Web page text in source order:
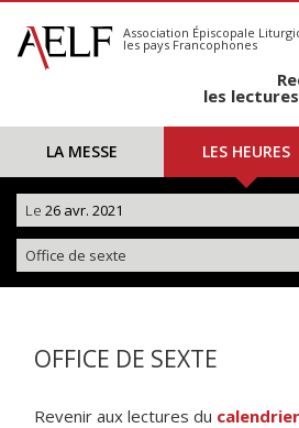
S'abonner
Calendrier
Association Épiscopale
les pays Francophones
les
LA MESSE LES HEURES
Le 26 avr. 2021
Office de sexte
OFFICE DE SEXTE
Revenir aux lectures du